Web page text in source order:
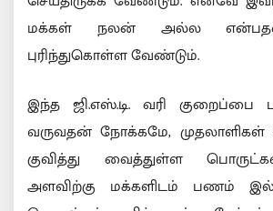
மக்கள் நலன் அல்ல
புரிந்துகொள்ள வேண்டும்.
இந்த ஜி.எஸ்.டி. வரி
வருவதன் நோக்கமே, முதலாளிகள்
குவித்து வைத்துள்ள
அளவிற்கு மக்களிடம் பணம்